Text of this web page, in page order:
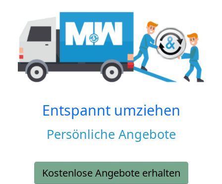
Entspannt umziehen
Persönliche Angebote
Kostenlose Angebote erhalten